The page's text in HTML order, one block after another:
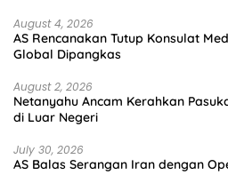
August 4, 2026
AS Rencanakan Tutup Konsulat
Global Dipangkas
August 2, 2026
Netanyahu Ancam Kerahkan
di Luar Negeri
July 30, 2026
AS Balas Serangan Iran dengan